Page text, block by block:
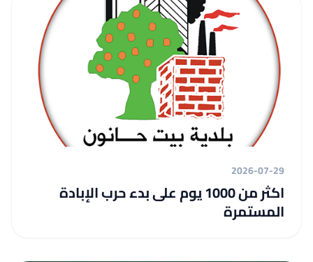
2026-07-29
اكثر من 1000 يوم على بدء حرب الإبادة
المستمرة